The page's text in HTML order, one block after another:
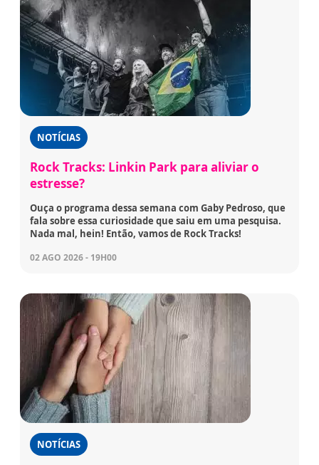
NOTÍCIAS
Rock Tracks: Linkin Park para aliviar o
estresse?
Ouça o programa dessa semana com Gaby Pedroso, que
fala sobre essa curiosidade que saiu em uma pesquisa.
Nada mal, hein! Então, vamos de Rock Tracks!
02 AGO 2026 - 19H00
NOTÍCIAS